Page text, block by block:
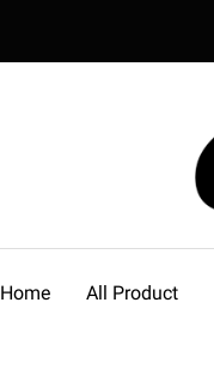
Home All Product